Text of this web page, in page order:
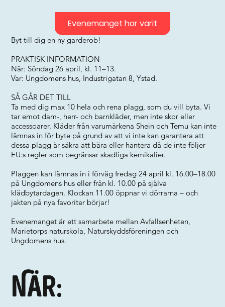
Byt till dig en ny garderob!
PRAKTISK INFORMATION
När: Söndag 26 april, kl. 11–13.
Var: Ungdomens hus, Industrigatan 8, Ystad.
SÅ GÅR DET TILL
Ta med dig max 10 hela och rena plagg, som du vill byta. Vi
tar emot dam-, herr- och barnkläder, men inte skor eller
accessoarer. Kläder från varumärkena Shein och Temu kan inte
lämnas in för byte på grund av att vi inte kan garantera att
dessa plagg är säkra att bära eller hantera då de inte följer
EU:s regler som begränsar skadliga kemikalier.
Plaggen kan lämnas in i förväg fredag 24 april kl. 16.00–18.00
på Ungdomens hus eller från kl. 10.00 på själva
klädbytardagen. Klockan 11.00 öppnar vi dörrarna – och
jakten på nya favoriter börjar!
Evenemanget är ett samarbete mellan Avfallsenheten,
Marietorps naturskola, Naturskyddsföreningen och
Ungdomens hus.
När:
Evenemanget har varit